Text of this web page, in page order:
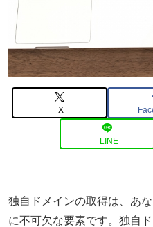
X
LINE
独自ドメインの取得は、あ
に不可欠な要素です。独自